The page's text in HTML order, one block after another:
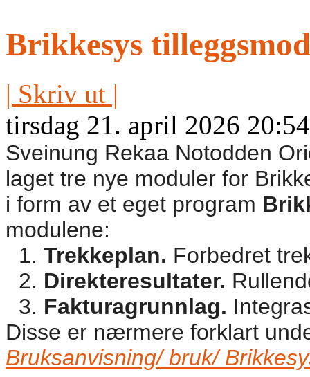
Brikkesys
| Skriv ut |
tirsdag 21. april 2026 20:54
Sveinung Rekaa Notodden
laget tre nye moduler for
i form av et eget program
modulene:
Trekkeplan. Forbedret
Direkteresultater.
Fakturagrunnlag.
Disse er nærmere forklart
Bruksanvisning/ bruk/